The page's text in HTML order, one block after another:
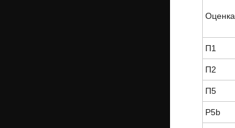
Оценка
П1
П2
П5
P5b